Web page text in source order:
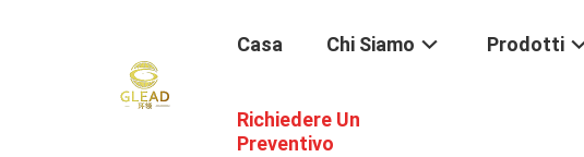
Casa Chi Siamo Prodotti
Richiedere Un
Preventivo
Forno Commerciale Di Cottura